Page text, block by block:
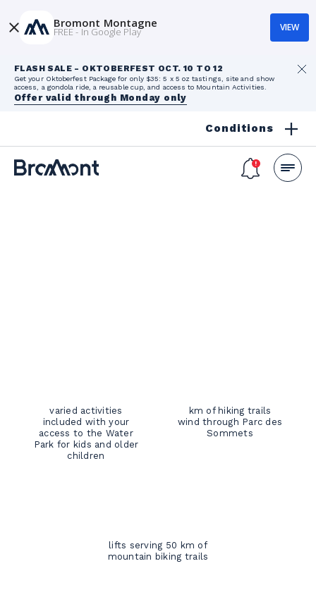
FLASH SALE - OKTOBERFEST OCT. 10 TO 12
Get your Oktoberfest Package for only $35: 5 x 5 oz tastings, site and show
access, a gondola ride, a reusable cup, and access to Mountain Activities.
Offer valid through Monday only
Conditions
varied activities
included with your
access to the Water
Park for kids and older
children
km of hiking trails
wind through Parc des
Sommets
lifts serving 50 km of
mountain biking trails
Bromont Montagne
FREE - In Google Play VIEW